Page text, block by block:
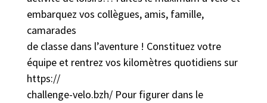
embarquez vos collègues, amis, famille,
camarades
de classe dans l’aventure ! Constituez votre
équipe et rentrez vos kilomètres quotidiens sur
https://
challenge-velo.bzh/ Pour figurer dans le